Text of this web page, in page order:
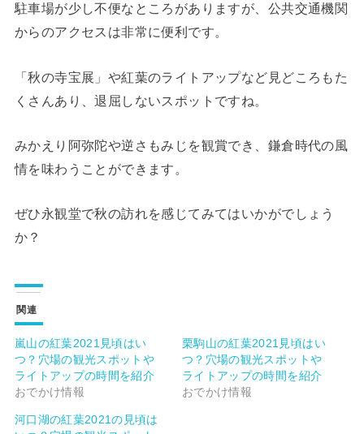
駐車場が少し不便なところがありますが、公共交通機関
からのアクセスは非常に便利です。
「秋の寺宝展」や紅葉のライトアップなど見どころもた
くさんあり、退屈しないスポットですね。
みかえり阿弥陀や逆さもみじを観賞でき、鎌倉時代の風
情を味わうことができます。
ぜひ永観堂で秋の訪れを感じてみてはいかがでしょう
か？
関連
嵐山の紅葉2021見頃はい
つ？穴場の観光スポットや
ライトアップの時間を紹介
おでかけ情報
栗駒山の紅葉2021見頃はい
つ？穴場の観光スポットや
ライトアップの時間を紹介
おでかけ情報
河口湖の紅葉2021の見頃は